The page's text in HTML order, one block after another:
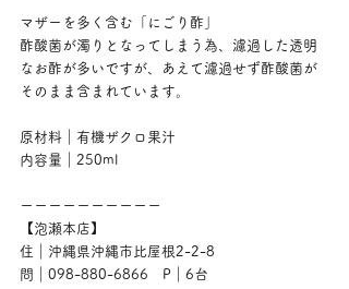
マザーを多く含む「にごり酢」
酢酸菌が濁りとなってしまう為、濾過した透明
なお酢が多いですが、あえて濾過せず酢酸菌が
そのまま含まれています。
原材料｜有機ザクロ果汁
内容量｜250ml
ーーーーーーーーーー
【泡瀬本店】
住｜沖縄県沖縄市比屋根2-2-8
問｜098-880-6866　P｜6台